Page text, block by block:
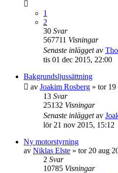
1
2
30 Svar
567711 Visningar
Senaste inläggetav
tis 01 dec 2015, 22:00
Bakgrundsljussättning
av Joakim Rosberg » tor 19
13 Svar
25132 Visningar
Senaste inläggetav
lör 21 nov 2015, 15:12
Ny motorstyrning
av Niklas Elste » tor 20 aug
2 Svar
10785 Visningar